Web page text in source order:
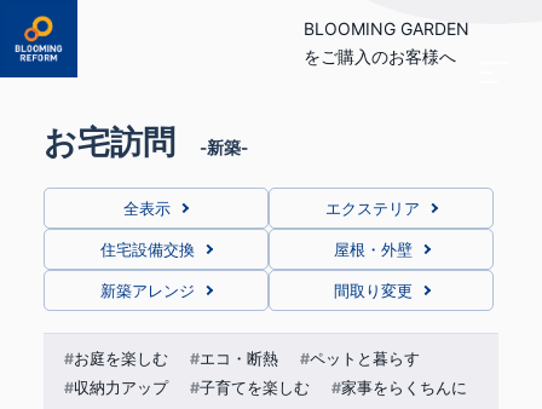
BLOOMING GARDEN
をご購入のお客様へ
お宅訪問 新築
全表示 エクステリア
住宅設備交換 屋根・外壁
新築アレンジ 間取り変更
お庭を楽しむ エコ・断熱
ペットと暮らす
収納力アップ
子育てを楽しむ
家事をらくちんに